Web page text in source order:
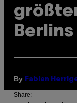
Berlins
By Fabian
Share: